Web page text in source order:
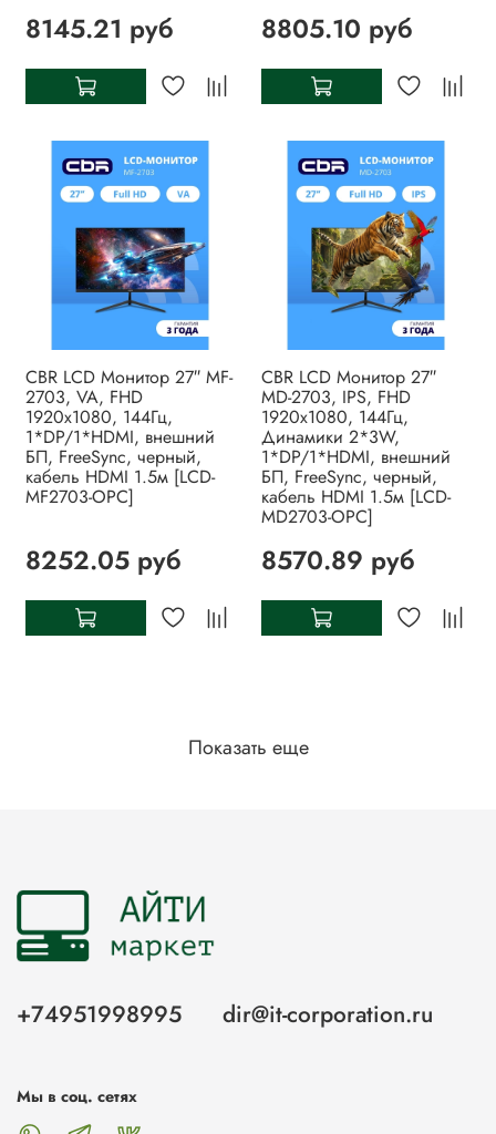
8145.21 руб 8805.10 руб
CBR LCD Монитор 27″ MF-
2703, VA, FHD
1920x1080, 144Гц,
1*DP/1*HDMI, внешний
БП, FreeSync, черный,
кабель HDMI 1.5м [LCD-
MF2703-OPC]
8252.05 руб
CBR LCD Монитор 27″
MD-2703, IPS, FHD
1920x1080, 144Гц,
Динамики 2*3W,
1*DP/1*HDMI, внешний
БП, FreeSync, черный,
кабель HDMI 1.5м [LCD-
MD2703-OPC]
8570.89 руб
Показать еще
+74951998995 dir@it-corporation.ru
Мы в соц. сетях